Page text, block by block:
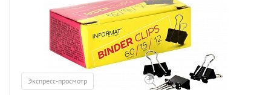
Экспресс-просмотр